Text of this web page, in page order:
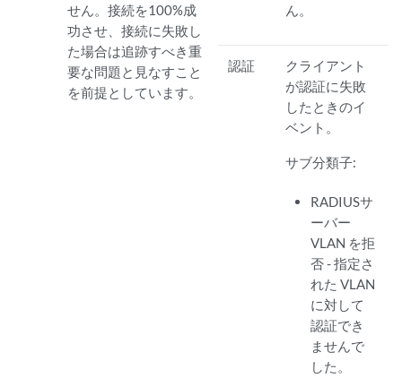
せん。接続を100%成
功させ、接続に失敗し
た場合は追跡すべき重
要な問題と見なすこと
を前提としています。
ん。
認証
クライアント
が認証に失敗
したときのイ
ベント。
サブ分類子:
RADIUSサ
ーバー
VLAN を拒
否 - 指定さ
れた VLAN
に対して
認証でき
ませんで
した。